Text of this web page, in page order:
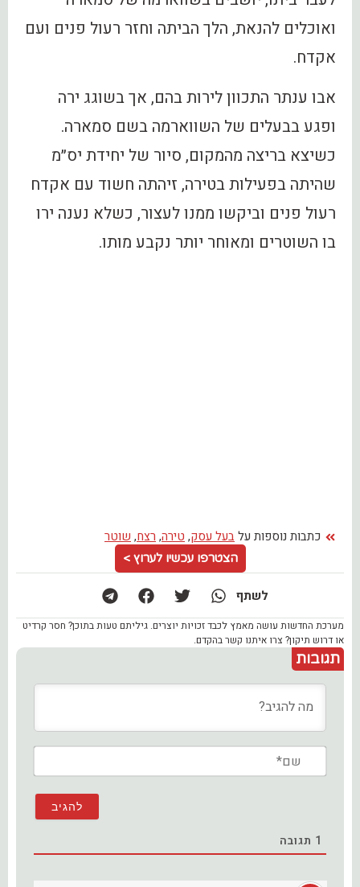
ואוכלים להנאת, הלך הביתה וחזר רעול פנים ועם
אקדח.
אבו ענתר התכוון לירות בהם, אך בשוגג ירה
ופגע בבעלים של השווארמה בשם סמארה.
כשיצא בריצה מהמקום, סיור של יחידת יס״מ
שהיתה בפעילות בטירה, זיהתה חשוד עם אקדח
רעול פנים וביקשו ממנו לעצור, כשלא נענה ירו
בו השוטרים ומאוחר יותר נקבע מותו.
כתבות נוספות עלבעל עסק, טירה, רצח, שוטר
הצטרפו עכשיו לערוץ >
לשתף
מערכת החדשות עושה מאמץ לכבד זכויות יוצרים. גיליתם טעות בתוכן? חסר קרדיט
או דרוש תיקון? צרו איתנו קשר בהקדם.
תגובות
1 תגובה